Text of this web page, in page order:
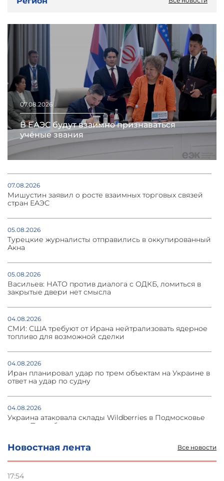
Новостная лента Все новости
17:54
07.08.2026
В ЕАЭС будут взаимно признаваться
учёные звания
07.08.2026
Мишустин заявил о росте взаимных торговых связей
стран ЕАЭС
05.08.2026
Турецкие журналисты отправились в оккупированный
Акна
05.08.2026
Васильев: НАТО против диалога с ОДКБ, ломиться в
закрытые двери нет смысла
04.08.2026
СМИ: США требуют от Ирана нейтрализовать ядерное
топливо для возможной сделки
04.08.2026
Иран планировал удар по трем объектам на Украине в
ответ на удар по судну
04.08.2026
Украина атаковала склады Wildberries в Подмосковье
и под Петербургом
03.08.2026
Стратегия безопасности ОДКБ допускает применение